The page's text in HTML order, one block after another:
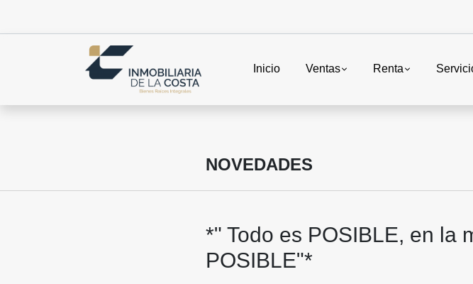
Inicio Ventas Renta
NOVEDADES
*" Todo es POSIBLE, en la
POSIBLE"*